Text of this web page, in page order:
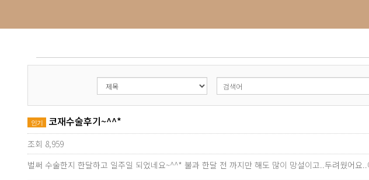
인기 코재수술후기~^^*
조회 8,959
벌써 수술한지 한달하고 일주일 되었네요~^^* 불과 한달 전 까지만 해도 많이 망설이고..두려웠어